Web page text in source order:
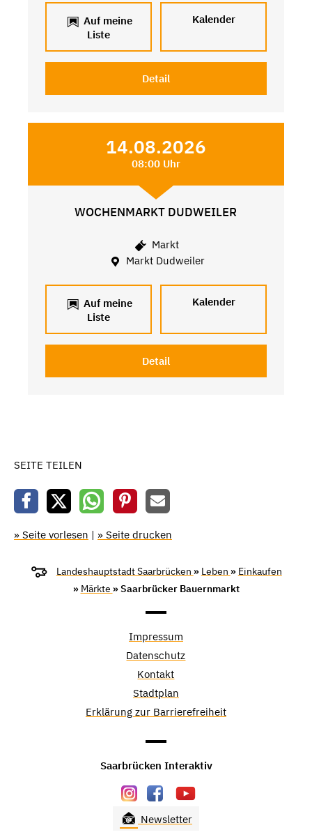
Auf meine
Liste
Kalender
Detail
14.08.2026
08:00 Uhr
WOCHENMARKT DUDWEILER
Markt
Markt Dudweiler
Auf meine
Liste
Kalender
Detail
SEITE TEILEN
» Seite vorlesen | » Seite drucken
Landeshauptstadt Saarbrücken » Leben » Einkaufen
» Märkte » Saarbrücker Bauernmarkt
Impressum
Datenschutz
Kontakt
Stadtplan
Erklärung zur Barrierefreiheit
Saarbrücken Interaktiv
Newsletter